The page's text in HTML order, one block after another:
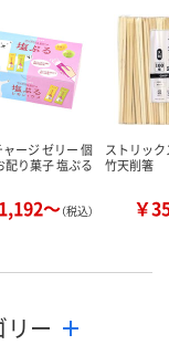
ージ ゼリー 個
配り菓子 塩ぷる
～（税込）
ストリッ
竹天削箸
￥
リー